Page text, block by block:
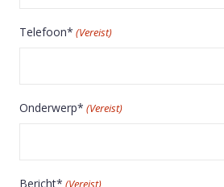
Telefoon* (Vereist)
Onderwerp* (Vereist)
Bericht* (Vereist)